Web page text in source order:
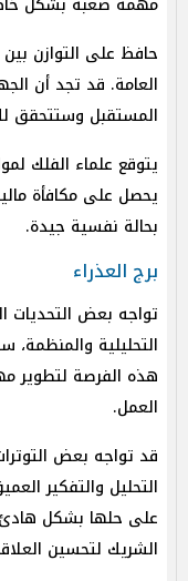
حافظ على التوازن
العامة. قد تجد أن
المستقبل وستتحقق لك
يتوقع علماء الفلك
يحصل على مكافأة
بحالة نفسية جيدة.
برج العذراء
تواجه بعض التحديات
التحليلية
هذه الفرصة لتطوير
العمل.
قد تواجه بعض
التحليل والتفكير
على حلها بشكل
الشريك لتحسين